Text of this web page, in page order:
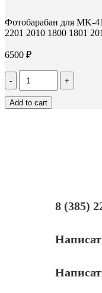
Фотобарабан для MK-
2201 2010 1800 1801
6500 ₽
Количество
Фотобарабан
для
MK-
Add to cart
8 (385)